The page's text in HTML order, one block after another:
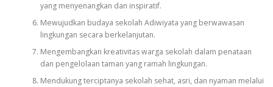
yang menyenangkan dan inspiratif.
Mewujudkan budaya sekolah Adiwiyata yang berwawasan
lingkungan secara berkelanjutan.
Mengembangkan kreativitas warga sekolah dalam penataan
dan pengelolaan taman yang ramah lingkungan.
Mendukung terciptanya sekolah sehat, asri, dan nyaman melalui